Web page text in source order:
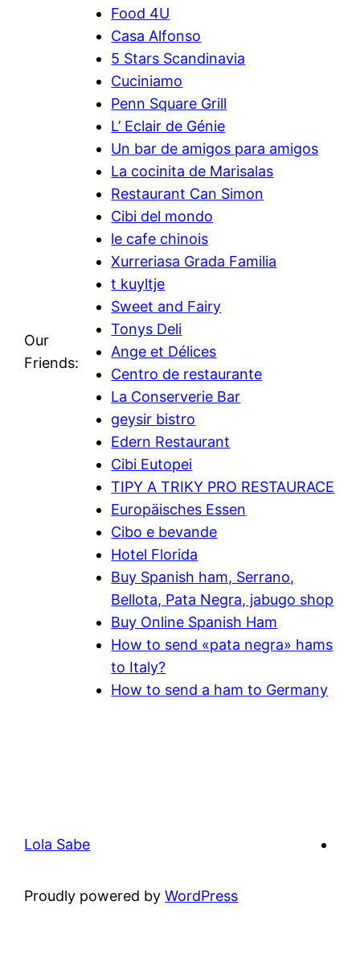
Our
Friends:
Food 4U
Casa Alfonso
5 Stars Scandinavia
Cuciniamo
Penn Square Grill
L’ Eclair de Génie
Un bar de amigos para amigos
La cocinita de Marisalas
Restaurant Can Simon
Cibi del mondo
le cafe chinois
Xurreriasa Grada Familia
t kuyltje
Sweet and Fairy
Tonys Deli
Ange et Délices
Centro de restaurante
La Conserverie Bar
geysir bistro
Edern Restaurant
Cibi Eutopei
TIPY A TRIKY PRO RESTAURACE
Europäisches Essen
Cibo e bevande
Hotel Florida
Buy Spanish ham, Serrano,
Bellota, Pata Negra, jabugo shop
Buy Online Spanish Ham
How to send «pata negra» hams
to Italy?
How to send a ham to Germany
Lola Sabe
Proudly powered byWordPress